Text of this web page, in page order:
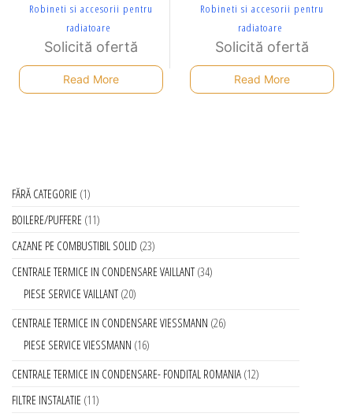
Robineti si accesorii pentru
radiatoare
Solicită ofertă
Read More
Robineti si accesorii pentru
radiatoare
Solicită ofertă
Read More
FĂRĂ CATEGORIE 1
BOILERE/PUFFERE 11
CAZANE PE COMBUSTIBIL SOLID 23
CENTRALE TERMICE IN CONDENSARE VAILLANT 34
PIESE SERVICE VAILLANT 20
CENTRALE TERMICE IN CONDENSARE VIESSMANN 26
PIESE SERVICE VIESSMANN 16
CENTRALE TERMICE IN CONDENSARE- FONDITAL ROMANIA 12
FILTRE INSTALATIE 11